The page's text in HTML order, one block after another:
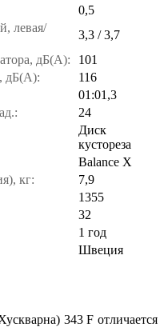
0,5
левая/
3,3 / 3,7
дБ(А):
101
дБ(А):
116
01:01,3
24
Диск
кустореза
Balance X
кг:
7,9
1355
32
1 год
Швеция
343 F отличается